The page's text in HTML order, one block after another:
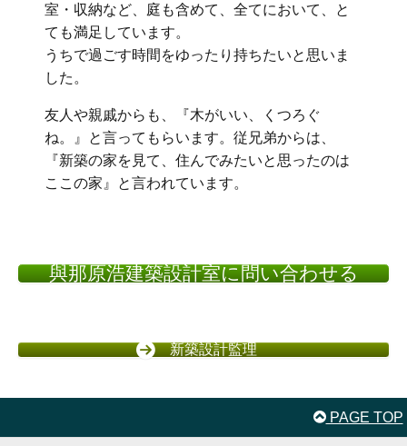
室・収納など、庭も含めて、全てにおいて、と
ても満足しています。
うちで過ごす時間をゆったり持ちたいと思いま
した。
友人や親戚からも、『木がいい、くつろぐ
ね。』と言ってもらいます。従兄弟からは、
『新築の家を見て、住んでみたいと思ったのは
ここの家』と言われています。
與那原浩建築設計室に問い合わせる
新築設計監理
PAGE TOP